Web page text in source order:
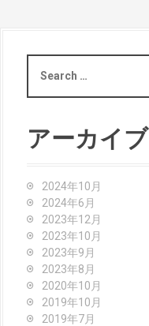
a
c
h
アーカイブ
2024年10月
2024年6月
2023年12月
2023年10月
2023年9月
2023年8月
2020年10月
2019年10月
2019年7月